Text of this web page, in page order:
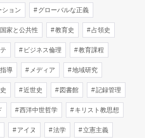
ョン グローバルな正義
家と公共性 教育史 占領史
ビジネス倫理 教育課程
導 メディア 地域研究
近世史 図書館 記録管理
西洋中世哲学 キリスト教思想
アイヌ 法学 立憲主義